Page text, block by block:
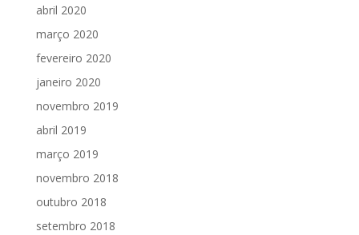
abril 2020
março 2020
fevereiro 2020
janeiro 2020
novembro 2019
abril 2019
março 2019
novembro 2018
outubro 2018
setembro 2018